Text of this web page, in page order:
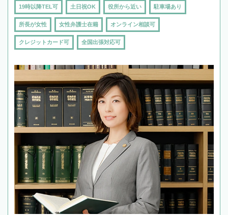
19時以降TEL可 土日祝OK 役所から近い 駐車場あり
所長が女性 女性弁護士在籍 オンライン相談可
クレジットカード可 全国出張対応可